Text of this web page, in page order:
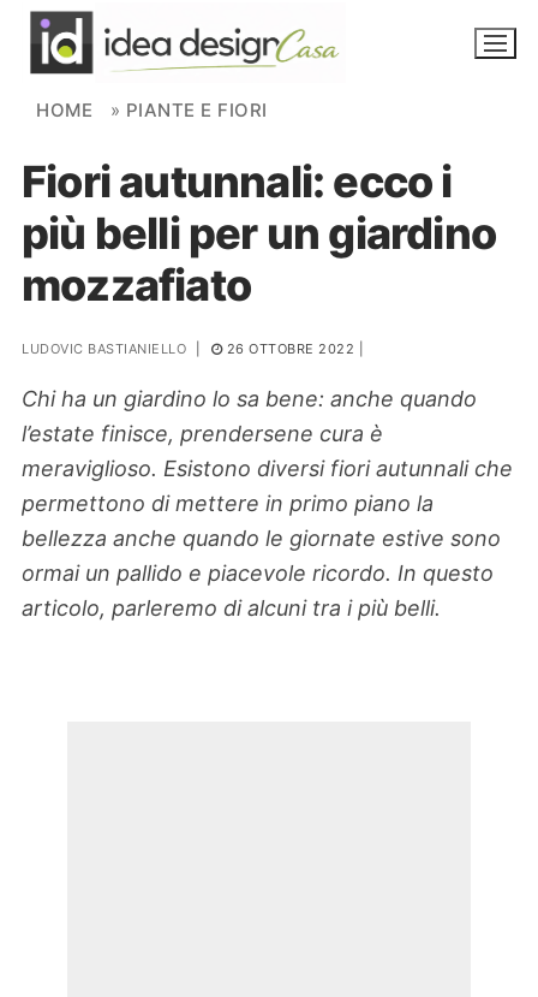
Skip to content
NOVITÀ
AMBIENTI
FAI DA TE
PIANTE
Ortaggio
Search for:
HOME » PIANTE E FIORI
Fiori autunnali: ecco i
più belli per un giardino
mozzafiato
LUDOVIC BASTIANIELLO 26 OTTOBRE 2022
Chi ha un giardino lo sa bene: anche quando
l’estate finisce, prendersene cura è
meraviglioso. Esistono diversi fiori autunnali che
permettono di mettere in primo piano la
bellezza anche quando le giornate estive sono
ormai un pallido e piacevole ricordo. In questo
articolo, parleremo di alcuni tra i più belli.